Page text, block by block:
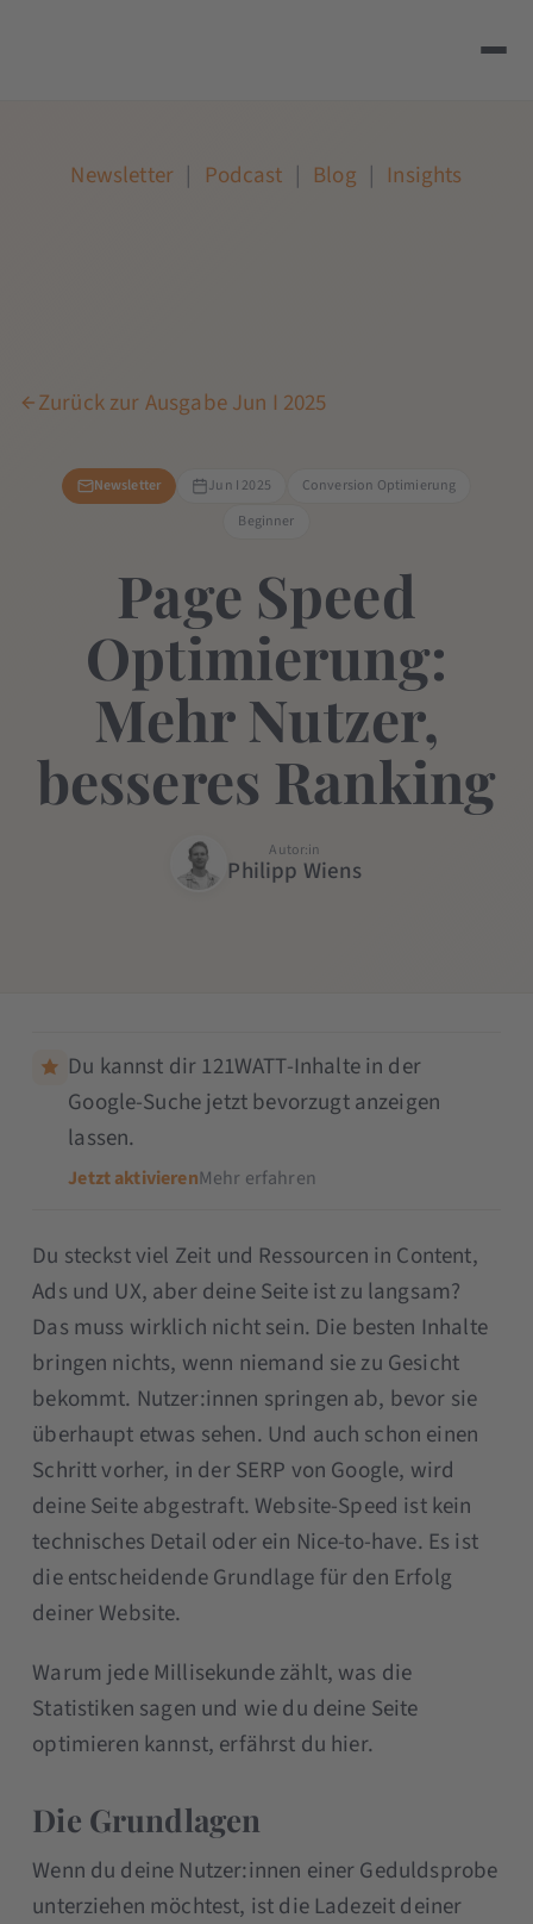
Newsletter | Podcast | Blog | Insights
Zurück zur Ausgabe Jun I 2025
Newsletter Jun I 2025
Conversion Optimierung
Beginner
Page Speed
Optimierung:
Mehr Nutzer,
besseres Ranking
Autor:in
Philipp Wiens
Du kannst dir 121WATT-Inhalte in der
Google-Suche jetzt bevorzugt anzeigen
lassen.
Jetzt aktivierenMehr erfahren
Du steckst viel Zeit und Ressourcen in Content,
Ads und UX, aber deine Seite ist zu langsam?
Das muss wirklich nicht sein. Die besten Inhalte
bringen nichts, wenn niemand sie zu Gesicht
bekommt. Nutzer:innen springen ab, bevor sie
überhaupt etwas sehen. Und auch schon einen
Schritt vorher, in der SERP von Google, wird
deine Seite abgestraft. Website-Speed ist kein
technisches Detail oder ein Nice-to-have. Es ist
die entscheidende Grundlage für den Erfolg
deiner Website.
Warum jede Millisekunde zählt, was die
Statistiken sagen und wie du deine Seite
optimieren kannst, erfährst du hier.
Die Grundlagen
Wenn du deine Nutzer:innen einer Geduldsprobe
unterziehen möchtest, ist die Ladezeit deiner